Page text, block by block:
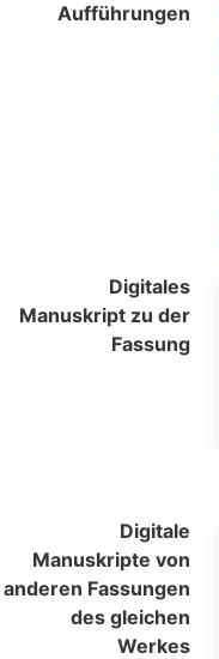
Aufführungen
Digitales
Manuskript zu der
Fassung
Digitale
Manuskripte von
anderen Fassungen
des gleichen
Werkes